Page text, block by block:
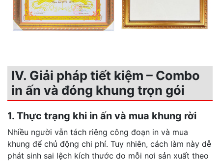
IV. Giải pháp tiết kiệm – Combo
in ấn và đóng khung trọn gói
1. Thực trạng khi in ấn và mua khung rời
Nhiều người vẫn tách riêng công đoạn in và mua
khung để chủ động chi phí. Tuy nhiên, cách làm này dễ
phát sinh sai lệch kích thước do mỗi nơi sản xuất theo